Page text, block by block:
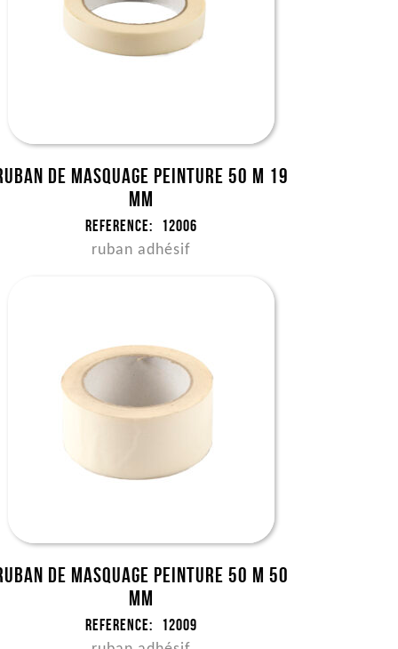
de masquage peinture 50 m 19
mm
Reference: 12006
ruban adhésif
de masquage peinture 50 m 50
mm
Reference: 12009